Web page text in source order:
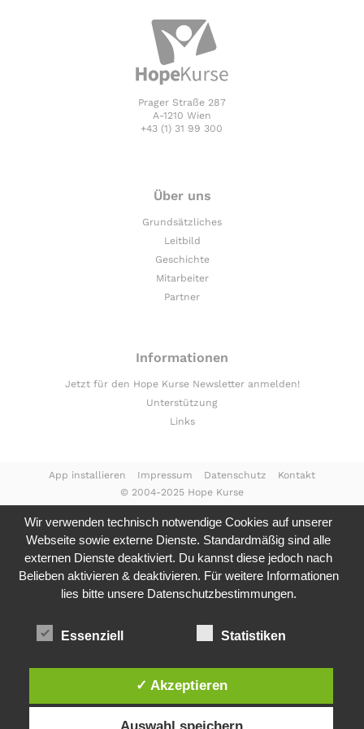
Prager Straße 287
A-1210 Wien
+43 (1) 31 99 300
Über uns
Grundsätzliches
Leitbild
Geschichte
Mitarbeiter
Partner
Informationen
Jetzt für den Hope Kurse Newsletter anmelden!
Unterstützung
Links
© 2004-2025 Hope Kurse
App installieren Impressum Datenschutz Kontakt
Wir verwenden technisch notwendige Cookies auf unserer
Webseite sowie externe Dienste. Standardmäßig sind alle
externen Dienste deaktiviert. Du kannst diese jedoch nach
Belieben aktivieren & deaktivieren. Für weitere Informationen
lies bitte unsere Datenschutzbestimmungen.
Essenziell Statistiken
✓ Akzeptieren
Auswahl speichern